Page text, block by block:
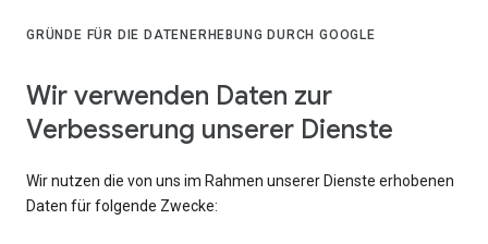
GRÜNDE FÜR DIE DATENERHEBUNG DURCH GOOGLE
Wir verwenden Daten zur
Verbesserung unserer Dienste
Wir nutzen die von uns im Rahmen unserer Dienste erhobenen
Daten für folgende Zwecke: